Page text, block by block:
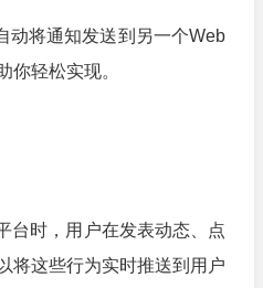
动将通知发送到另一个Web
你轻松实现。
台时，用户在发表动态、点
将这些行为实时推送到用户